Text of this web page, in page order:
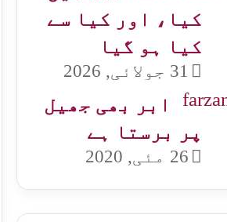
کیا، اور کیا سے
کیا ہو گیا
31 جولائی, 2026
ابر بھی جھیل
پر برستا ہے
26 مئی, 2020